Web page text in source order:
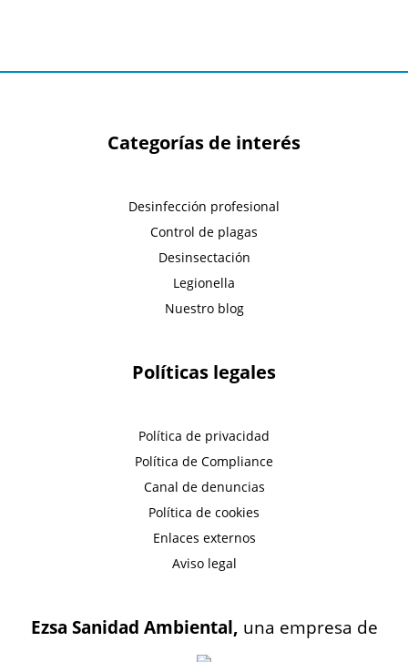
Categorías de interés
Desinfección profesional
Control de plagas
Desinsectación
Legionella
Nuestro blog
Políticas legales
Política de privacidad
Política de Compliance
Canal de denuncias
Política de cookies
Enlaces externos
Aviso legal
Ezsa Sanidad Ambiental, una empresa de